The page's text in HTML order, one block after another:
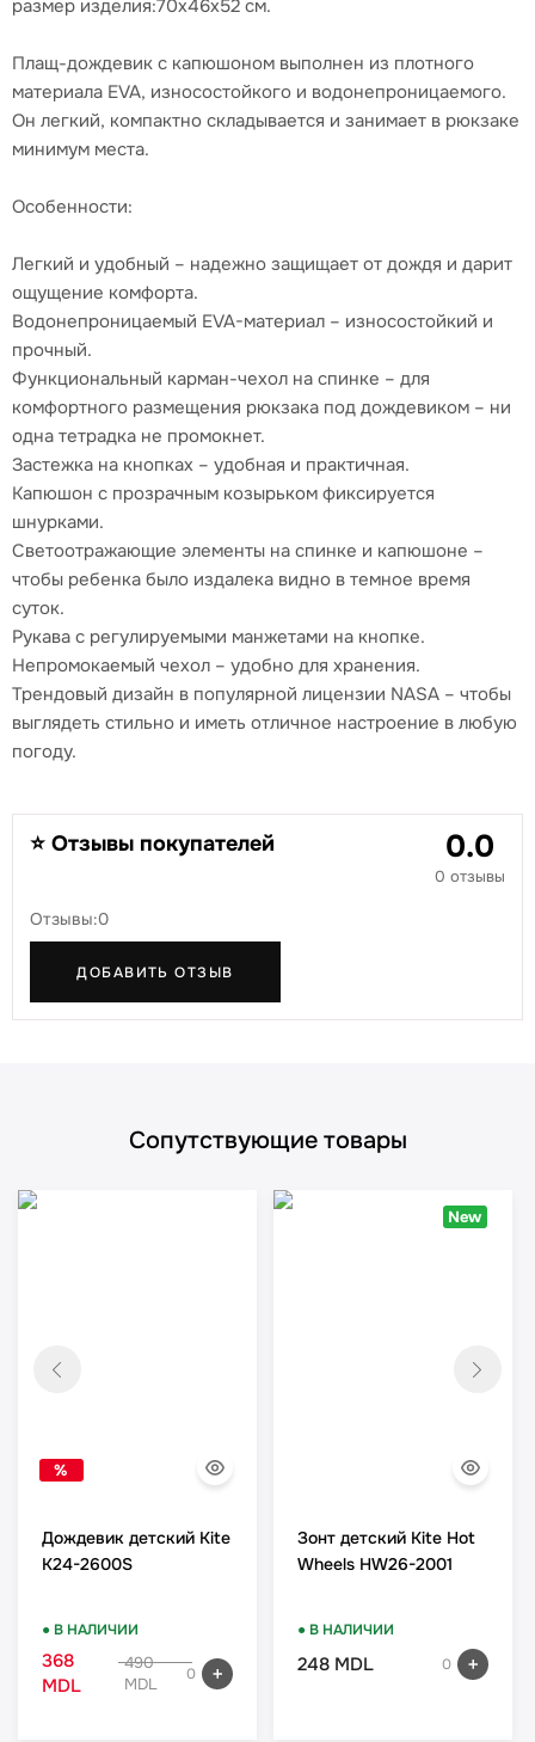
размер изделия:70x46x52 см.
Плащ-дождевик с капюшоном выполнен из плотного
материала EVA, износостойкого и водонепроницаемого.
Он легкий, компактно складывается и занимает в рюкзаке
минимум места.
Особенности:
Легкий и удобный – надежно защищает от дождя и дарит
ощущение комфорта.
Водонепроницаемый EVA-материал – износостойкий и
прочный.
Функциональный карман-чехол на спинке – для
комфортного размещения рюкзака под дождевиком – ни
одна тетрадка не промокнет.
Застежка на кнопках – удобная и практичная.
Капюшон с прозрачным козырьком фиксируется
шнурками.
Светоотражающие элементы на спинке и капюшоне –
чтобы ребенка было издалека видно в темное время
суток.
Рукава с регулируемыми манжетами на кнопке.
Непромокаемый чехол – удобно для хранения.
Трендовый дизайн в популярной лицензии NASA – чтобы
выглядеть стильно и иметь отличное настроение в любую
погоду.
⭐ Отзывы покупателей 0.0
0 отзывы
Отзывы:0
ДОБАВИТЬ ОТЗЫВ
Сопутствующие товары
%
Дождевик детский Kite
K24-2600S
● В НАЛИЧИИ
368
MDL
490
MDL
0
New
Зонт детский Kite Hot
Wheels HW26-2001
● В НАЛИЧИИ
248 MDL 0